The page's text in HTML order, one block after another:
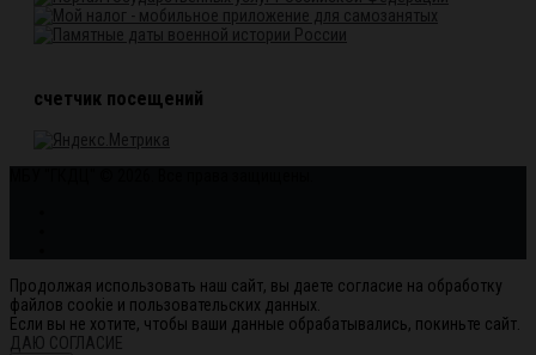
счетчик посещений
Продолжая использовать наш сайт, вы даете согласие на обработку
файлов cookie и пользовательских данных.
Если вы не хотите, чтобы ваши данные обрабатывались, покиньте сайт.
ДАЮ СОГЛАСИЕ